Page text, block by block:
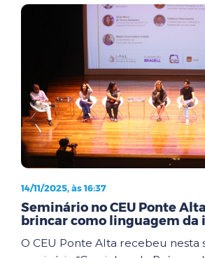
14/11/2025, às 16:37
Seminário no CEU Ponte
brincar como linguagem da
O CEU Ponte Alta recebeu nesta